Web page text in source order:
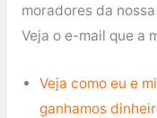
moradores da
Veja o e-mail que a
Veja como eu e
ganhamos